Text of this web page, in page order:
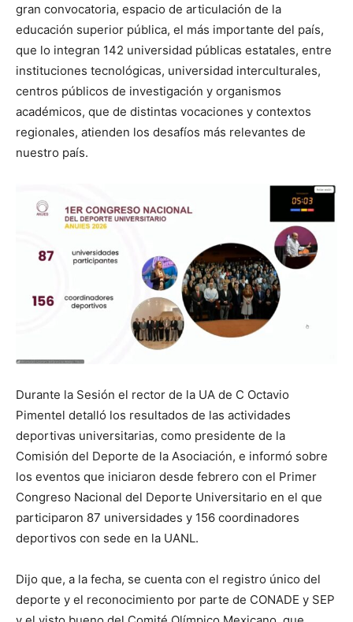
gran convocatoria, espacio de articulación de la
educación superior pública, el más importante del país,
que lo integran 142 universidad públicas estatales, entre
instituciones tecnológicas, universidad interculturales,
centros públicos de investigación y organismos
académicos, que de distintas vocaciones y contextos
regionales, atienden los desafíos más relevantes de
nuestro país.
Durante la Sesión el rector de la UA de C Octavio
Pimentel detalló los resultados de las actividades
deportivas universitarias, como presidente de la
Comisión del Deporte de la Asociación, e informó sobre
los eventos que iniciaron desde febrero con el Primer
Congreso Nacional del Deporte Universitario en el que
participaron 87 universidades y 156 coordinadores
deportivos con sede en la UANL.
Dijo que, a la fecha, se cuenta con el registro único del
deporte y el reconocimiento por parte de CONADE y SEP